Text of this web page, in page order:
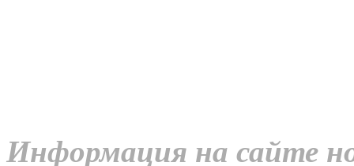
Информация на сайте